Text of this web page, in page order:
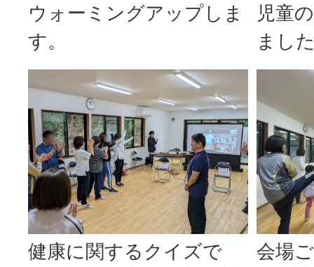
ウォーミングアップしま
す。
児童
まし
健康に関するクイズで
会場